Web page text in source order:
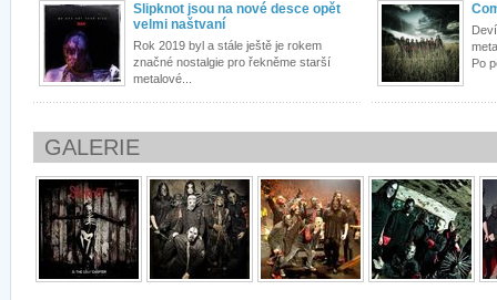
Slipknot jsou na nové desce opět
velmi naštvaní
Rok 2019 byl a stále ještě je rokem
značné nostalgie pro řekněme starší
metalové...
Po
GALERIE